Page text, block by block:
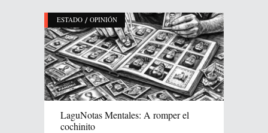
ESTADO / OPINIÓN
LaguNotas Mentales: A romper el
cochinito